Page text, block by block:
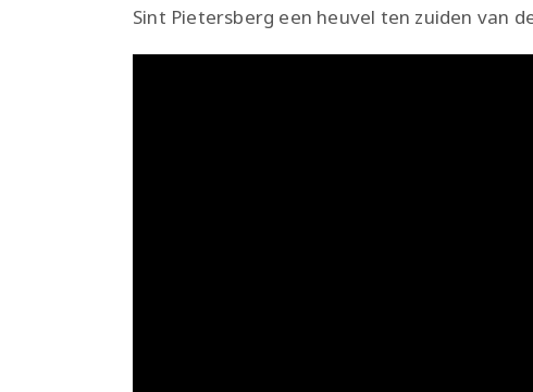
Sint Pietersberg een heuvel ten zuiden van